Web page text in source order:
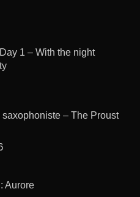
1 – With the night
saxophoniste – The Proust
Aurore